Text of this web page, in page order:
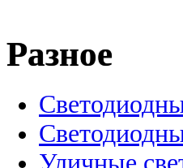
Разное